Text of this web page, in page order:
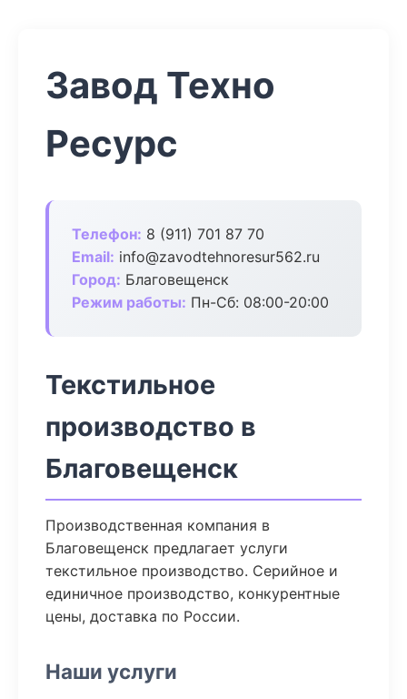
Завод Техно
Ресурс
Телефон: 8 (911) 701 87 70
Email: info@zavodtehnoresur562.ru
Город: Благовещенск
Режим работы: Пн-Сб: 08:00-20:00
Текстильное
производство в
Благовещенск
Производственная компания в
Благовещенск предлагает услуги
текстильное производство. Серийное и
единичное производство, конкурентные
цены, доставка по России.
Наши услуги